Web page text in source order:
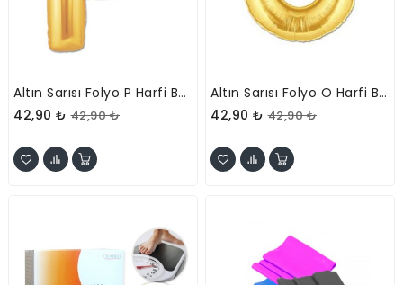
Altın Sarısı Folyo P Harfi Balon 1 Metre
42,90 ₺ 42,90 ₺
Altın Sarısı Folyo O Harfi Balon 1 Metre
42,90 ₺ 42,90 ₺